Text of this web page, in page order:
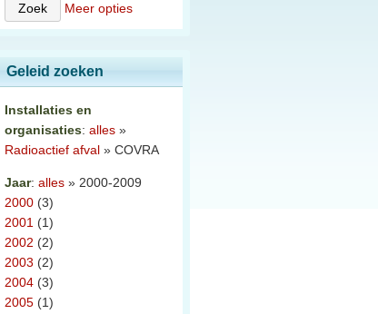
Meer opties
Geleid zoeken
Installaties en
organisaties: alles »
Radioactief afval » COVRA
Jaar: alles » 2000-2009
2000 (3)
2001 (1)
2002 (2)
2003 (2)
2004 (3)
2005 (1)